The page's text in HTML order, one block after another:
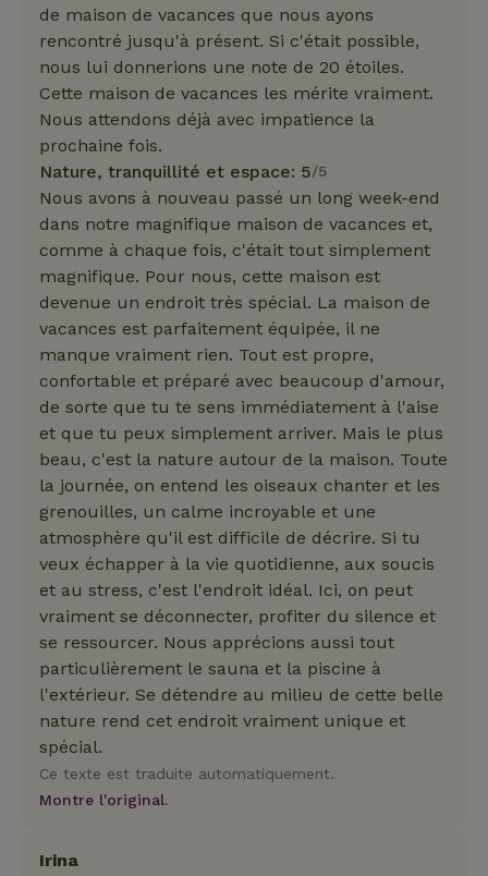
de maison de vacances que nous ayons
rencontré jusqu'à présent. Si c'était possible,
nous lui donnerions une note de 20 étoiles.
Cette maison de vacances les mérite vraiment.
Nous attendons déjà avec impatience la
prochaine fois.
Nature, tranquillité et espace: 5/5
Nous avons à nouveau passé un long week-end
dans notre magnifique maison de vacances et,
comme à chaque fois, c'était tout simplement
magnifique. Pour nous, cette maison est
devenue un endroit très spécial. La maison de
vacances est parfaitement équipée, il ne
manque vraiment rien. Tout est propre,
confortable et préparé avec beaucoup d'amour,
de sorte que tu te sens immédiatement à l'aise
et que tu peux simplement arriver. Mais le plus
beau, c'est la nature autour de la maison. Toute
la journée, on entend les oiseaux chanter et les
grenouilles, un calme incroyable et une
atmosphère qu'il est difficile de décrire. Si tu
veux échapper à la vie quotidienne, aux soucis
et au stress, c'est l'endroit idéal. Ici, on peut
vraiment se déconnecter, profiter du silence et
se ressourcer. Nous apprécions aussi tout
particulièrement le sauna et la piscine à
l'extérieur. Se détendre au milieu de cette belle
nature rend cet endroit vraiment unique et
spécial.
Ce texte est traduite automatiquement.
Montre l'original.
Irina